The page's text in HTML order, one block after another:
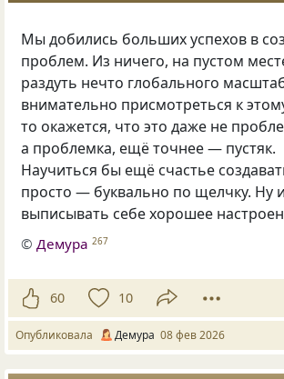
Мы добились больших успехов в
проблем. Из ничего, на пустом
раздуть нечто глобального
внимательно присмотреться к
то окажется, что это даже не
а проблемка, ещё точнее — пустяк.
Научиться бы ещё счастье
просто — буквально по щелчку. Ну
выписывать себе хорошее
© Демура 267
60 10
Опубликовала Демура 08 фев 2026